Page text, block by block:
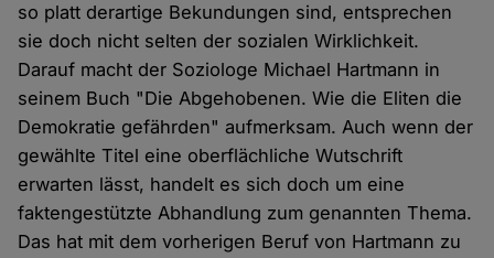
so platt derartige Bekundungen sind, entsprechen
sie doch nicht selten der sozialen Wirklichkeit.
Darauf macht der Soziologe Michael Hartmann in
seinem Buch "Die Abgehobenen. Wie die Eliten die
Demokratie gefährden" aufmerksam. Auch wenn der
gewählte Titel eine oberflächliche Wutschrift
erwarten lässt, handelt es sich doch um eine
faktengestützte Abhandlung zum genannten Thema.
Das hat mit dem vorherigen Beruf von Hartmann zu